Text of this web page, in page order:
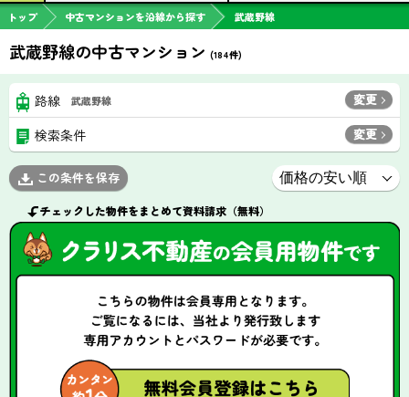
トップ 中古マンションを沿線から探す 武蔵野線
武蔵野線の中古マンション (184件)
路線 武蔵野線 変更
検索条件 変更
この条件を保存
チェックした物件をまとめて資料請求（無料）